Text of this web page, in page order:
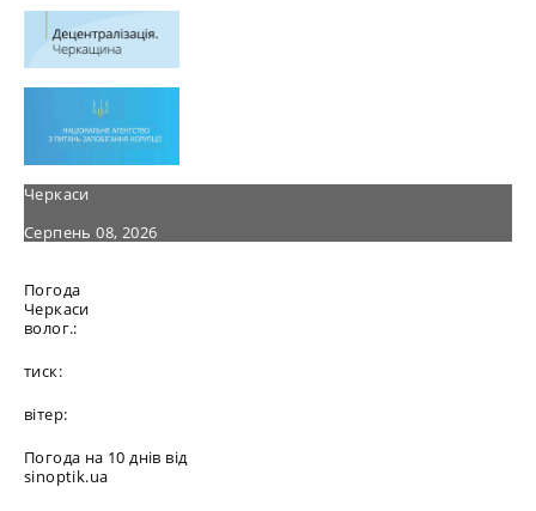
Черкаси
Серпень 08, 2026
Погода
Черкаси
волог.:
тиск:
вітер:
Погода на 10 днів від
sinoptik.ua